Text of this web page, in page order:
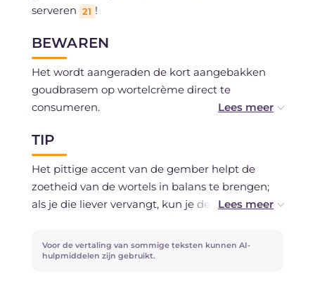
serveren 21 !
BEWAREN
Het wordt aangeraden de kort aangebakken
goudbrasem op wortelcrème direct te
consumeren.
De wortelcrème kan van tevoren worden bereid
en 1-2 dagen in de koelkast bewaard worden in
een luchtdichte verpakking.
De basilicumolie kan tot een week in de
invriezen.
TIP
Het pittige accent van de gember helpt de
zoetheid van de wortels in balans te brengen;
als je die liever vervangt, kun je de wortels in
Voor de vertaling van sommige teksten kunnen AI-
hulpmiddelen zijn gebruikt.